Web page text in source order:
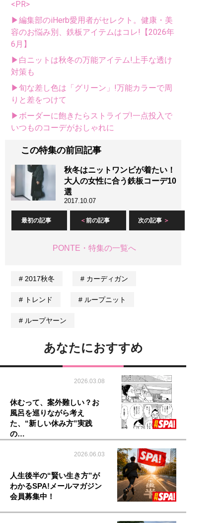
<PR>
▶編集部のiHerb愛用者がセレクト。健康・美
容のお悩み別、鉄板アイテムはコレ!【2026年
6月】
▶白ニットは秋冬の万能アイテム!上手な透け
対策も
▶旬な差し色は「グリーン」!万能カラーで周
りと差をつけて
▶ボーダーに飽きたらストライプ!一点投入で
いつものコーデがおしゃれに
この特集の前回記事
秋冬はニットワンピが着たい！
大人の女性に合う鉄板コーデ10
選
2017.10.07
最初の記事 前の記事 次の記事
PONTE・特集の一覧へ
2017秋冬 カーディガン
トレンド ループニット
ループヤーン
あなたにおすすめ
2026.03.08
休むって、案外難しい？お
風呂を巡りながら考え
た、“新しい休み方”実践
の…
2026.06.03
人生後半の“賢い生き方”が
わかるSPA!メールマガジン
会員募集中！